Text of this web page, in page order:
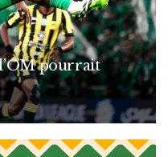
pourrait